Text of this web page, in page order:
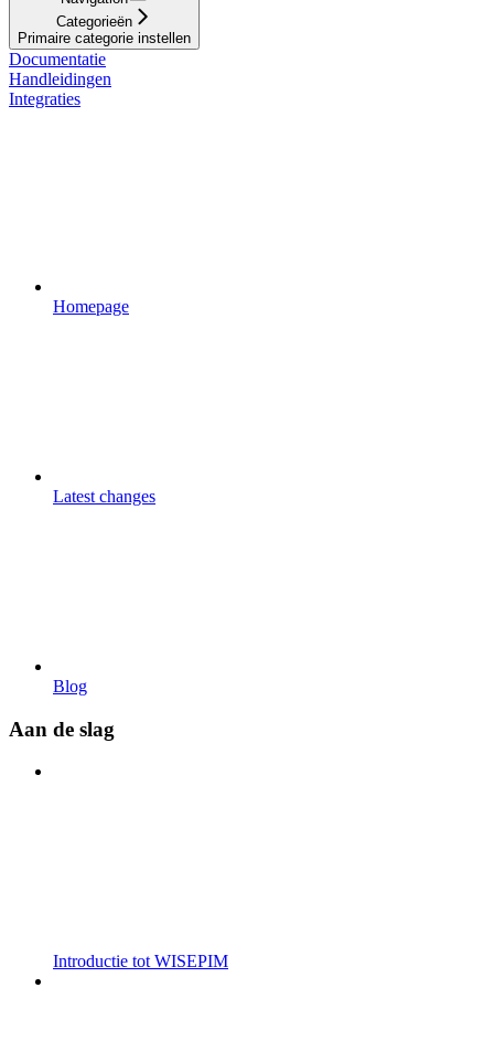
Categorieën
Primaire categorie instellen
Documentatie
Handleidingen
Integraties
Homepage
Latest changes
Blog
Aan de slag
Introductie tot WISEPIM